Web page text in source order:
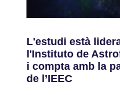
L'estudi està
l'Instituto de
i compta amb la
de l’IEEC